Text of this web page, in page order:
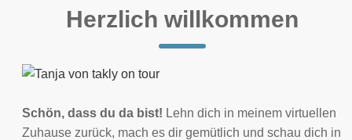
Herzlich willkommen
Schön, dass du da bist! Lehn dich in meinem virtuellen
Zuhause zurück, mach es dir gemütlich und schau dich in